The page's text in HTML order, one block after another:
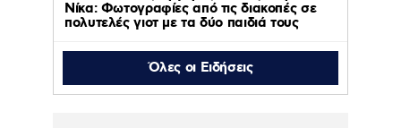
Νίκα: Φωτογραφίες από τις διακοπές σε
πολυτελές γιοτ με τα δύο παιδιά τους
Όλες οι Ειδήσεις